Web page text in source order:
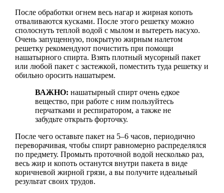
После обработки огнем весь нагар и жирная копоть
отваливаются кусками. После этого решетку можно
сполоснуть теплой водой с мылом и вытереть насухо.
Очень запущенную, покрытую жирным налетом
решетку рекомендуют почистить при помощи
нашатырного спирта. Взять плотный мусорный пакет
или любой пакет с застежкой, поместить туда решетку и
обильно оросить нашатырем.
ВАЖНО: нашатырный спирт очень едкое
вещество, при работе с ним пользуйтесь
перчатками и респиратором, а также не
забудьте открыть форточку.
После чего оставьте пакет на 5–6 часов, периодично
переворачивая, чтобы спирт равномерно распределялся
по предмету. Промыть проточной водой несколько раз,
весь жир и копоть останутся внутри пакета в виде
коричневой жирной грязи, а вы получите идеальный
результат своих трудов.